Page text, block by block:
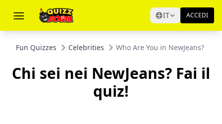
IT ACCEDI
Fun Quizzes Celebrities Who Are You in NewJeans?
Chi sei nei NewJeans? Fai il
quiz!